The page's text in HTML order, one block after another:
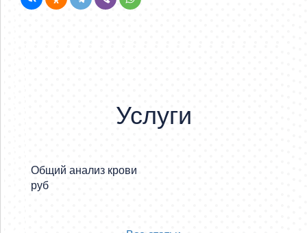
Услуги
Общий анализ крови
руб